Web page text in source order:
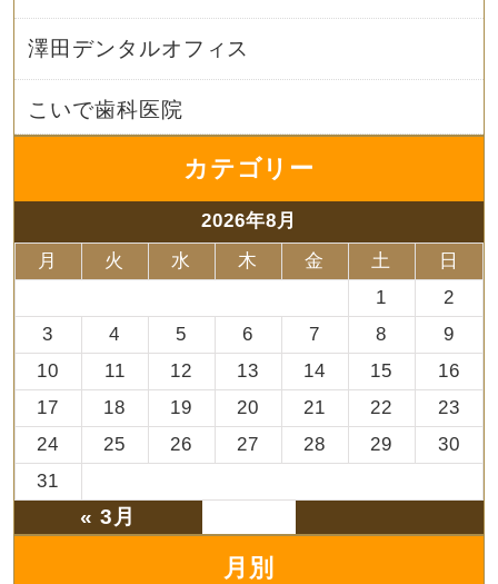
澤田デンタルオフィス
こいで歯科医院
カテゴリー
2026年8月
月
火 水 木 金 土
日
1
2
3
4 5 6 7 8
9
10
11 12 13 14 15
16
17
18 19 20 21 22
23
24
25 26 27 28 29
30
31
« 3月
月別